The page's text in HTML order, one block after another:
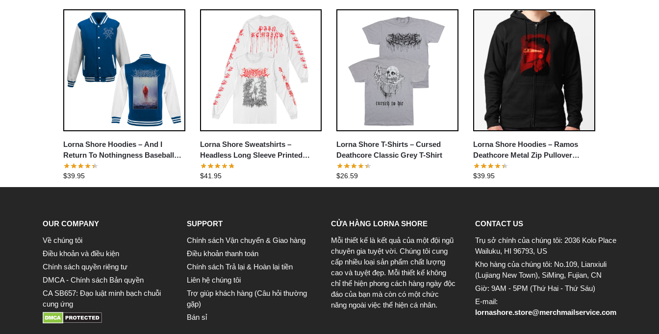
Lorna Shore Hoodies – And I
Return To Nothingness Baseball
Jacket
$39.95
Lorna Shore Sweatshirts –
Headless Long Sleeve Printed
Sweatshirt
$41.95
Lorna Shore T-Shirts – Cursed
Deathcore Classic Grey T-Shirt
$26.59
Lorna Shore Hoodies – Ramos
Deathcore Metal Zip Pullover
Hoodie
$39.95
OUR COMPANY
Về chúng tôi
Điều khoản và điều kiện
Chính sách quyền riêng tư
DMCA - Chính sách Bản quyền
CA SB657: Đạo luật minh bạch chuỗi
cung ứng
SUPPORT
Chính sách Vận chuyển & Giao hàng
Điều khoản thanh toán
Chính sách Trả lại & Hoàn lại tiền
Liên hệ chúng tôi
Trợ giúp khách hàng (Câu hỏi thường
gặp)
Bán sỉ
CỬA HÀNG LORNA SHORE
Mỗi thiết kế là kết quả của một đội ngũ
chuyên gia tuyệt vời. Chúng tôi cung
cấp nhiều loại sản phẩm chất lượng
cao và tuyệt đẹp. Mỗi thiết kế không
chỉ thể hiện phong cách hàng ngày độc
đáo của bạn mà còn có một chức
năng ngoài việc thể hiện cá nhân.
CONTACT US
Trụ sở chính của chúng tôi: 2036 Kolo Place
Wailuku, HI 96793, US
Kho hàng của chúng tôi: No.109, Lianxiuli
(Lujiang New Town), SiMing, Fujian, CN
Giờ: 9AM - 5PM (Thứ Hai - Thứ Sáu)
E-mail:
lornashore.store@merchmailservice.com